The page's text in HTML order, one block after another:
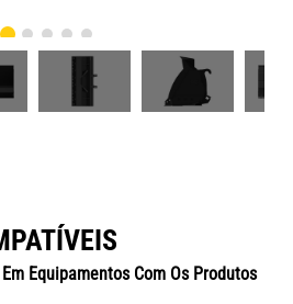
Equipamentos Com Os Produtos